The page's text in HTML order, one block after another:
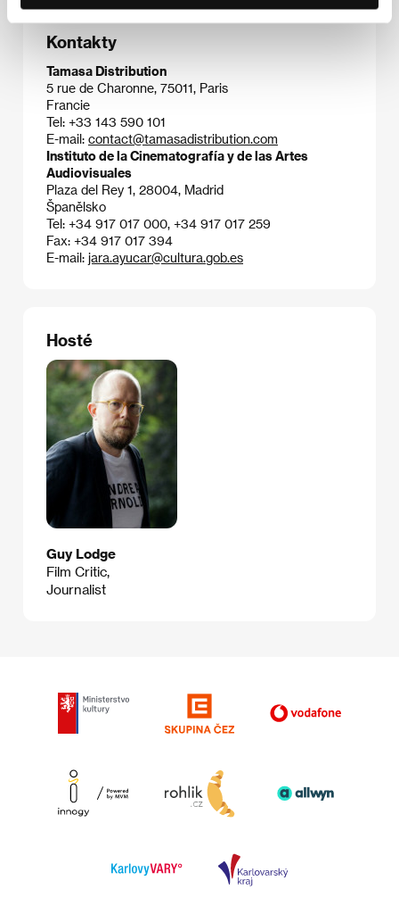
Kontakty
Tamasa Distribution
5 rue de Charonne, 75011, Paris
Francie
Tel: +33 143 590 101
E-mail: contact@tamasadistribution.com
Instituto de la Cinematografía y de las Artes
Audiovisuales
Plaza del Rey 1, 28004, Madrid
Španělsko
Tel: +34 917 017 000, +34 917 017 259
Fax: +34 917 017 394
E-mail: jara.ayucar@cultura.gob.es
Hosté
Guy Lodge
Film Critic,
Journalist